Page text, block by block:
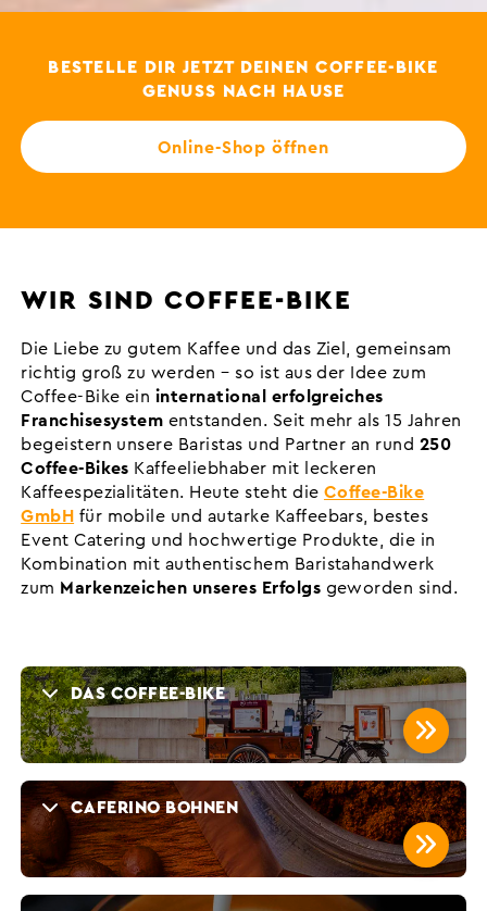
BESTELLE DIR JETZT DEINEN COFFEE-BIKE
GENUSS NACH HAUSE
Online-Shop öffnen
WIR SIND COFFEE-BIKE
Die Liebe zu gutem Kaffee und das Ziel, gemeinsam
richtig groß zu werden – so ist aus der Idee zum
Coffee-Bike ein international erfolgreiches
Franchisesystem entstanden. Seit mehr als 15 Jahren
begeistern unsere Baristas und Partner an rund 250
Coffee-Bikes Kaffeeliebhaber mit leckeren
Kaffeespezialitäten. Heute steht die Coffee-Bike
GmbH für mobile und autarke Kaffeebars, bestes
Event Catering und hochwertige Produkte, die in
Kombination mit authentischem Baristahandwerk
zum Markenzeichen unseres Erfolgs geworden sind.
.
DAS COFFEE-BIKE
.
CAFERINO BOHNEN